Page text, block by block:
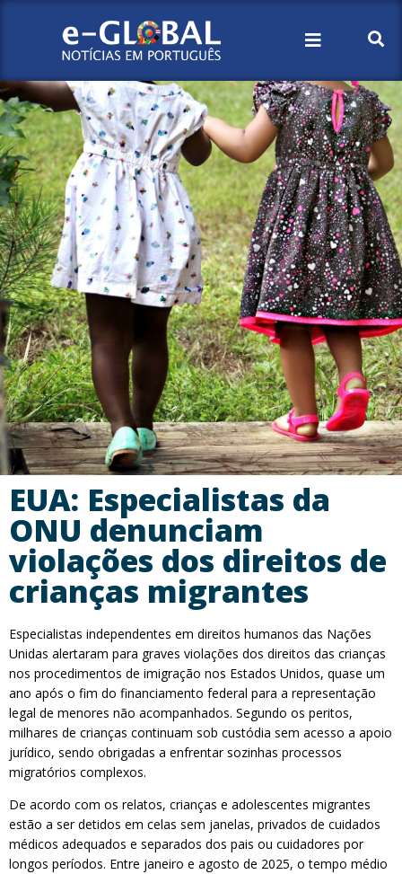
EUA: Especialistas da
ONU denunciam
violações dos direitos de
crianças migrantes
Especialistas independentes em direitos humanos das Nações
Unidas alertaram para graves violações dos direitos das crianças
nos procedimentos de imigração nos Estados Unidos, quase um
ano após o fim do financiamento federal para a representação
legal de menores não acompanhados. Segundo os peritos,
milhares de crianças continuam sob custódia sem acesso a apoio
jurídico, sendo obrigadas a enfrentar sozinhas processos
migratórios complexos.
De acordo com os relatos, crianças e adolescentes migrantes
estão a ser detidos em celas sem janelas, privados de cuidados
médicos adequados e separados dos pais ou cuidadores por
longos períodos. Entre janeiro e agosto de 2025, o tempo médio